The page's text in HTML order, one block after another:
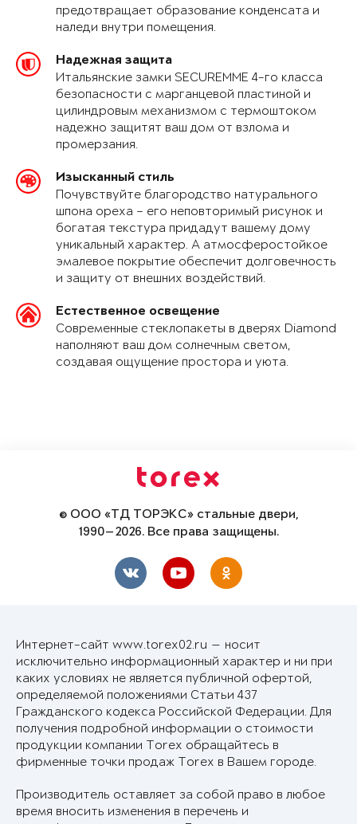
предотвращает образование конденсата и
наледи внутри помещения.
Надежная защита
Итальянские замки SECUREMME 4-го класса
безопасности с марганцевой пластиной и
цилиндровым механизмом с термоштоком
надежно защитят ваш дом от взлома и
промерзания.
Изысканный стиль
Почувствуйте благородство натурального
шпона ореха – его неповторимый рисунок и
богатая текстура придадут вашему дому
уникальный характер. А атмосферостойкое
эмалевое покрытие обеспечит долговечность
и защиту от внешних воздействий.
Естественное освещение
Современные стеклопакеты в дверях Diamond
наполняют ваш дом солнечным светом,
создавая ощущение простора и уюта.
© ООО «ТД ТОРЭКС» стальные двери,
1990—2026. Все права защищены.
Интернет-сайт www.torex02.ru — носит
исключительно информационный характер и ни при
каких условиях не является публичной офертой,
определяемой положениями Статьи 437
Гражданского кодекса Российской Федерации. Для
получения подробной информации о стоимости
продукции компании Torex обращайтесь в
фирменные точки продаж Torex в Вашем городе.
Производитель оставляет за собой право в любое
время вносить изменения в перечень и